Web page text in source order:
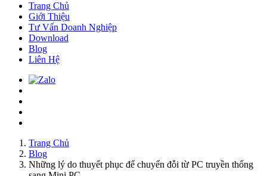
Trang Chủ
Giới Thiệu
Tư Vấn Doanh Nghiệp
Download
Blog
Liên Hệ
Trang Chủ
Blog
Những lý do thuyết phục để chuyển đỗi từ PC truyền thống